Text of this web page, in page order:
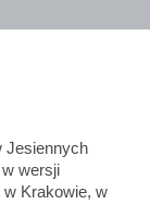
Jesiennych
wersji
w Krakowie, w